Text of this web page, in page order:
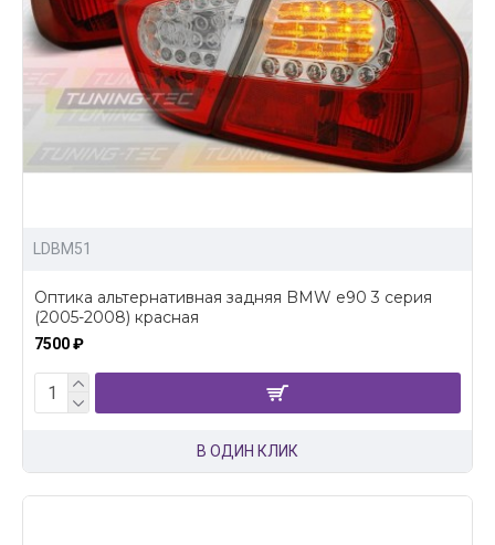
LDBM51
Оптика альтернативная задняя BMW e90 3 серия
(2005-2008) красная
7500 ₽
В ОДИН КЛИК